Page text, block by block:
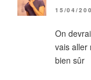
15/04/
On
vais aller
bien sûr